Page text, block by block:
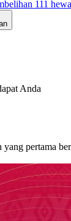
111
Anda
yang pertama